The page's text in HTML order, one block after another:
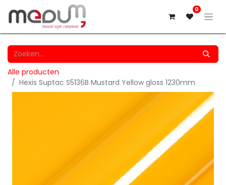
0
Alle producten
Hexis Suptac S5136B Mustard Yellow gloss 1230mm